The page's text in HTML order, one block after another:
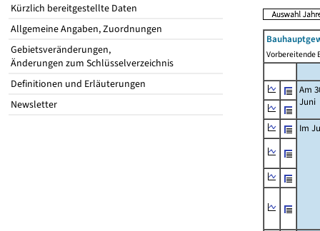
Kürzlich bereitgestellte Daten
Allgemeine Angaben, Zuordnungen
Gebietsveränderungen,
Änderungen zum Schlüsselverzeichnis
Definitionen und Erläuterungen
Newsletter
Vorbereitende
Am
Juni
Im